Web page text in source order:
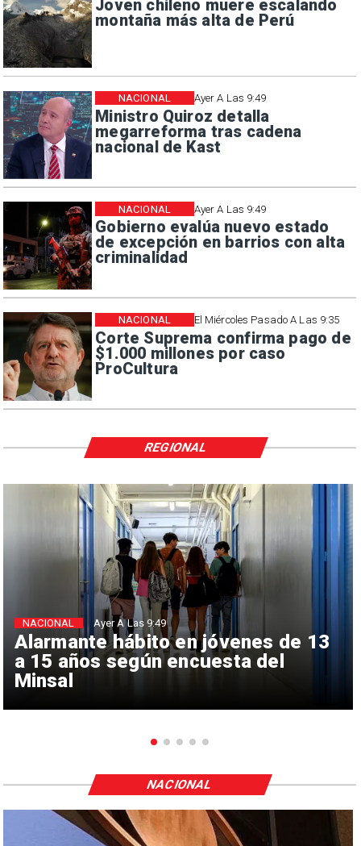
Joven chileno muere escalando
montaña más alta de Perú
Ayer A Las 9:49
Ministro Quiroz detalla
megarreforma tras cadena
nacional de Kast
NACIONAL
Ayer A Las 9:49
Gobierno evalúa nuevo estado
de excepción en barrios con alta
criminalidad
NACIONAL
El Miércoles Pasado A Las 9:35
Corte Suprema confirma pago de
$1.000 millones por caso
ProCultura
NACIONAL
Alarmante hábito en jóvenes de 13
a 15 años según encuesta del
Minsal
NACIONAL Ayer A Las 9:49
REGIONAL
NACIONAL